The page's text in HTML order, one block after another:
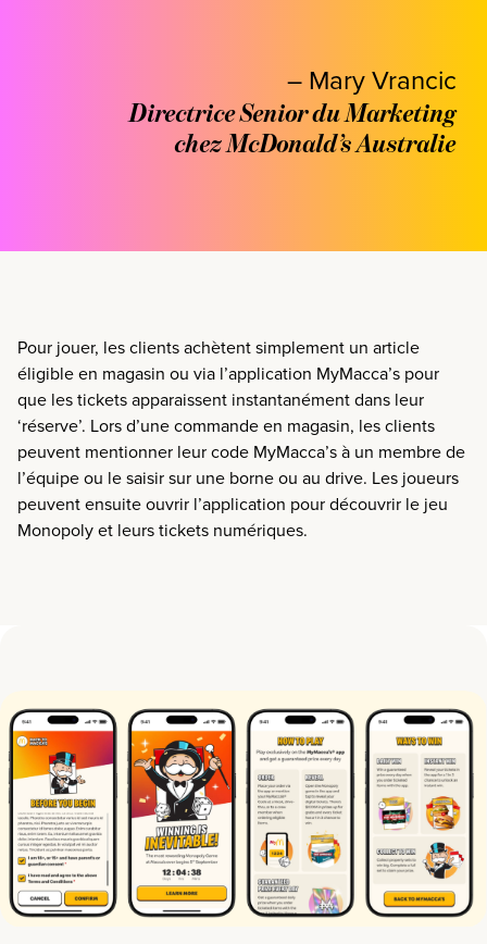
– Mary Vrancic
Directrice Senior du Marketing
chez McDonald’s Australie
Pour jouer, les clients achètent simplement un article
éligible en magasin ou via l’application MyMacca’s pour
que les tickets apparaissent instantanément dans leur
‘réserve’. Lors d’une commande en magasin, les clients
peuvent mentionner leur code MyMacca’s à un membre de
l’équipe ou le saisir sur une borne ou au drive. Les joueurs
peuvent ensuite ouvrir l’application pour découvrir le jeu
Monopoly et leurs tickets numériques.